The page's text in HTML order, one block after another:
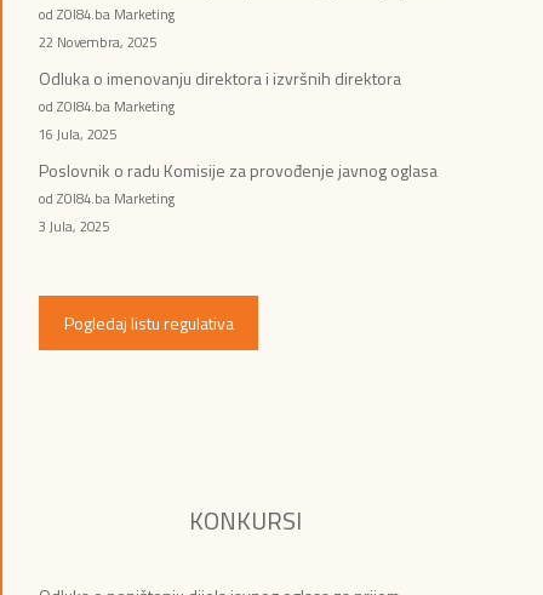
od ZOI84.ba Marketing
22 Novembra, 2025
Odluka o imenovanju direktora i izvršnih direktora
od ZOI84.ba Marketing
16 Jula, 2025
Poslovnik o radu Komisije za provođenje javnog oglasa
od ZOI84.ba Marketing
3 Jula, 2025
Pogledaj listu regulativa
KONKURSI